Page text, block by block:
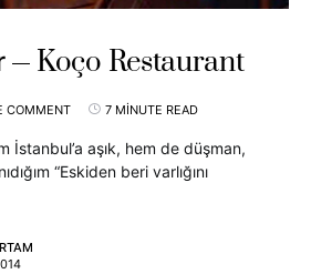
Koço Restaurant
COMMENT 7 MINUTE READ
İstanbul’a aşık, hem de düşman,
“Eskiden beri varlığını